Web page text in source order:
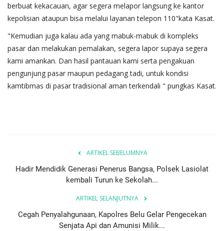
berbuat kekacauan, agar segera melapor langsung ke kantor
kepolisian ataupun bisa melalui layanan telepon 110"kata Kasat.
"Kemudian juga kalau ada yang mabuk-mabuk di kompleks
pasar dan melakukan pemalakan, segera lapor supaya segera
kami amankan. Dan hasil pantauan kami serta pengakuan
pengunjung pasar maupun pedagang tadi, untuk kondisi
kamtibmas di pasar tradisional aman terkendali " pungkas Kasat.
ARTIKEL SEBELUMNYA
Hadir Mendidik Generasi Penerus Bangsa, Polsek Lasiolat
kembali Turun ke Sekolah...
ARTIKEL SELANJUTNYA
Cegah Penyalahgunaan, Kapolres Belu Gelar Pengecekan
Senjata Api dan Amunisi Milik...